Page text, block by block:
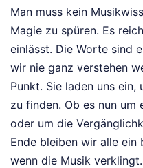
Man muss kein
Magie zu spüren. Es
einlässt. Die Worte sind
wir nie ganz verstehen
Punkt. Sie laden uns ein,
zu finden. Ob es nun um
oder um die
Ende bleiben wir alle ein
wenn die Musik verklingt.